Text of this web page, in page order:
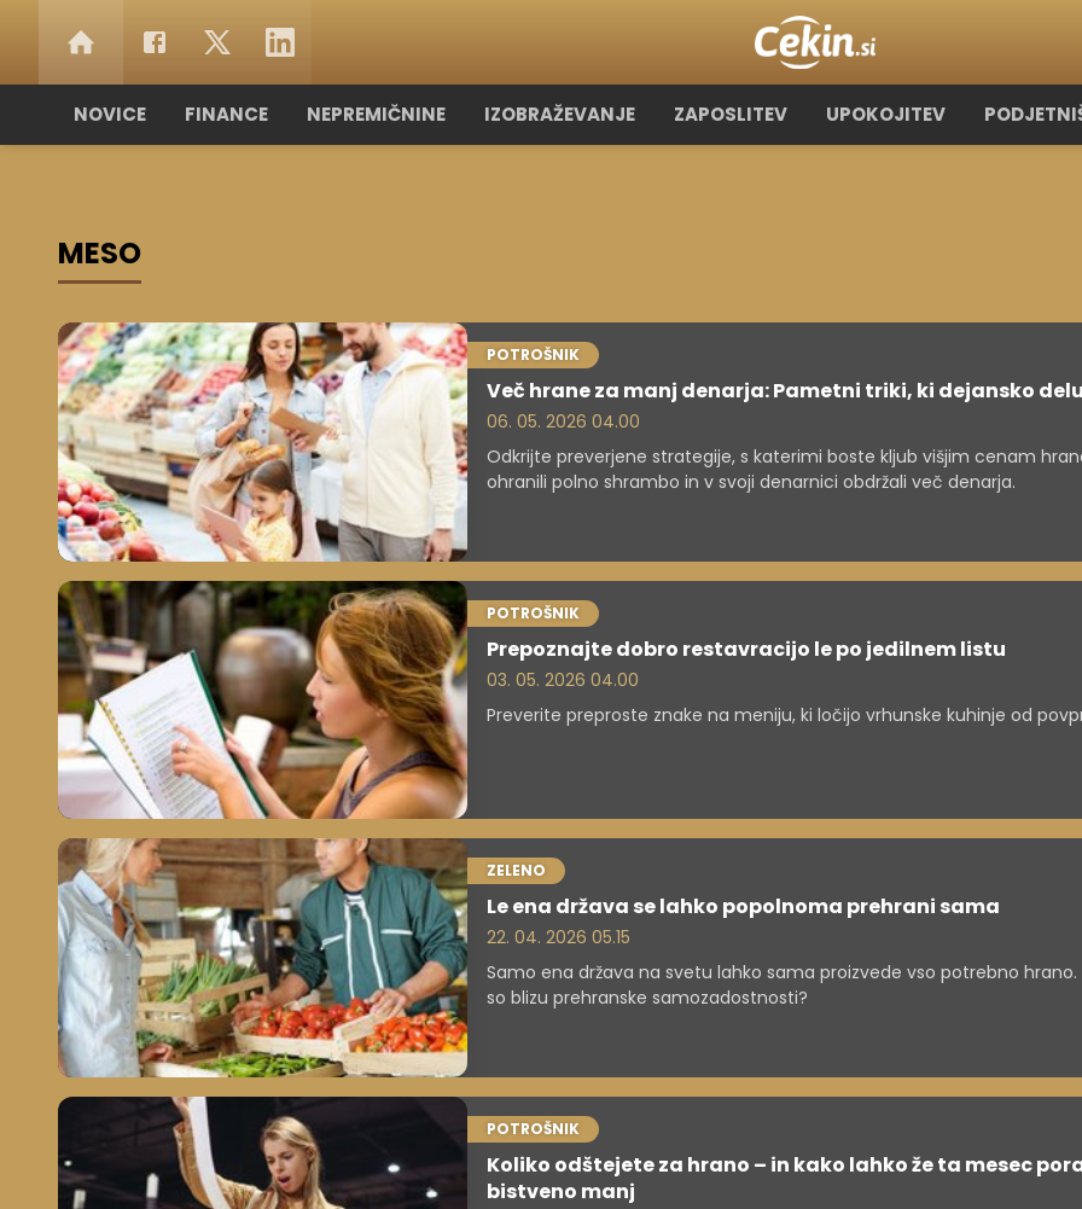
NOVICE FINANCE NEPREMIČNINE IZOBRAŽEVANJE ZAPOSLITEV UPOKOJITEV
MESO
POTROŠNIK
Več hrane za manj denarja: Pametni triki, ki dejansko
06. 05. 2026 04.00
Odkrijte preverjene strategije, s katerimi boste kljub višjim cenam
ohranili polno shrambo in v svoji denarnici obdržali več denarja.
POTROŠNIK
Prepoznajte dobro restavracijo le po jedilnem listu
03. 05. 2026 04.00
Preverite preproste znake na meniju, ki ločijo vrhunske kuhinje od
ZELENO
Le ena država se lahko popolnoma prehrani sama
22. 04. 2026 05.15
Samo ena država na svetu lahko sama proizvede vso potrebno hrano.
so blizu prehranske samozadostnosti?
POTROŠNIK
Koliko odštejete za hrano – in kako lahko že ta mesec
bistveno manj